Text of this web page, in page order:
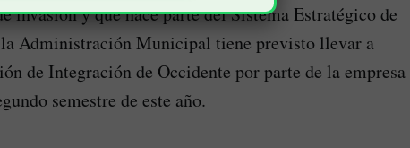
invasión y que hace parte del Sistema Estratégico de
Administración Municipal tiene previsto llevar a
de Integración de Occidente por parte de la empresa
semestre de este año.